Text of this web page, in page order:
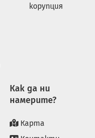
корупция
Как да ни
намерите?
Карта